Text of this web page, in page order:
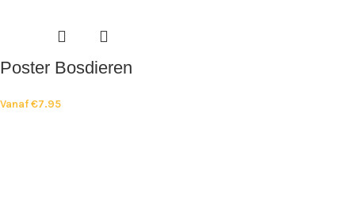
Poster Bosdieren
Vanaf€7.95